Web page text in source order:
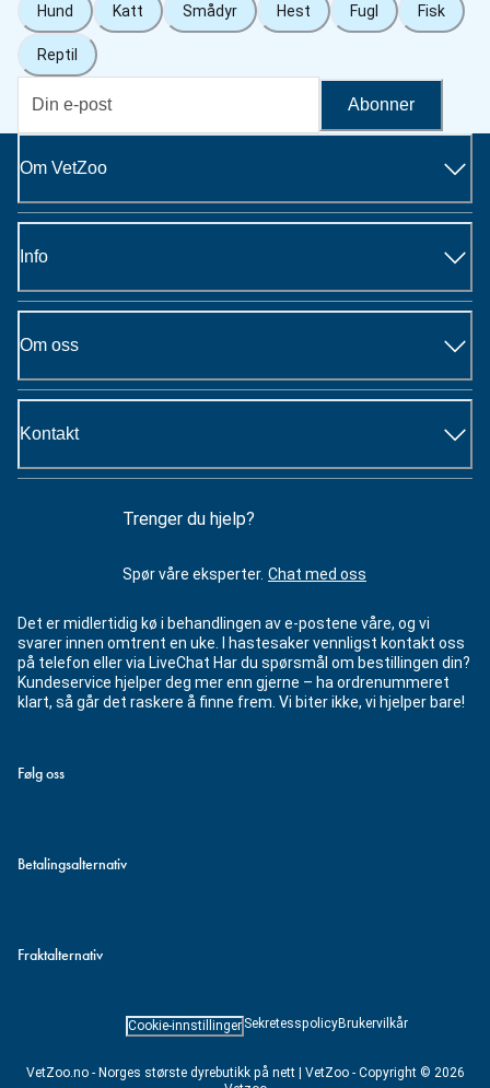
Hund Katt Smådyr Hest Fugl Fisk
Reptil
Abonner
Om VetZoo
Info
Om oss
Kontakt
Trenger du hjelp?
Spør våre eksperter. Chat med oss
Det er midlertidig kø i behandlingen av e-postene våre, og vi
svarer innen omtrent en uke. I hastesaker vennligst kontakt oss
på telefon eller via LiveChat Har du spørsmål om bestillingen din?
Kundeservice hjelper deg mer enn gjerne – ha ordrenummeret
klart, så går det raskere å finne frem. Vi biter ikke, vi hjelper bare!
Følg oss
Betalingsalternativ
Fraktalternativ
VetZoo.no - Norges største dyrebutikk på nett | VetZoo - Copyright © 2026
Cookie-innstillinger SekretesspolicyBrukervilkår